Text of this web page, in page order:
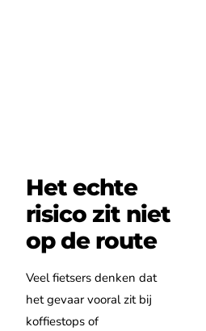
Het echte
risico zit niet
op de route
Veel fietsers denken dat
het gevaar vooral zit bij
koffiestops of